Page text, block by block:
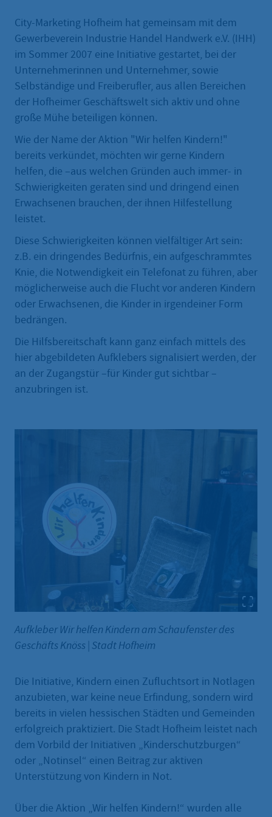
City-Marketing Hofheim hat gemeinsam mit dem
Gewerbeverein Industrie Handel Handwerk e.V. (IHH)
im Sommer 2007 eine Initiative gestartet, bei der
Unternehmerinnen und Unternehmer, sowie
Selbständige und Freiberufler, aus allen Bereichen
der Hofheimer Geschäftswelt sich aktiv und ohne
große Mühe beteiligen können.
Wie der Name der Aktion "Wir helfen Kindern!"
bereits verkündet, möchten wir gerne Kindern
helfen, die –aus welchen Gründen auch immer- in
Schwierigkeiten geraten sind und dringend einen
Erwachsenen brauchen, der ihnen Hilfestellung
leistet.
Diese Schwierigkeiten können vielfältiger Art sein:
z.B. ein dringendes Bedürfnis, ein aufgeschrammtes
Knie, die Notwendigkeit ein Telefonat zu führen, aber
möglicherweise auch die Flucht vor anderen Kindern
oder Erwachsenen, die Kinder in irgendeiner Form
bedrängen.
Die Hilfsbereitschaft kann ganz einfach mittels des
hier abgebildeten Aufklebers signalisiert werden, der
an der Zugangstür –für Kinder gut sichtbar –
anzubringen ist.
Aufkleber Wir helfen Kindern am Schaufenster des
Geschäfts Knöss Stadt Hofheim
Die Initiative, Kindern einen Zufluchtsort in Notlagen
anzubieten, war keine neue Erfindung, sondern wird
bereits in vielen hessischen Städten und Gemeinden
erfolgreich praktiziert. Die Stadt Hofheim leistet nach
dem Vorbild der Initiativen „Kinderschutzburgen“
oder „Notinsel“ einen Beitrag zur aktiven
Unterstützung von Kindern in Not.
Über die Aktion „Wir helfen Kindern!“ wurden alle